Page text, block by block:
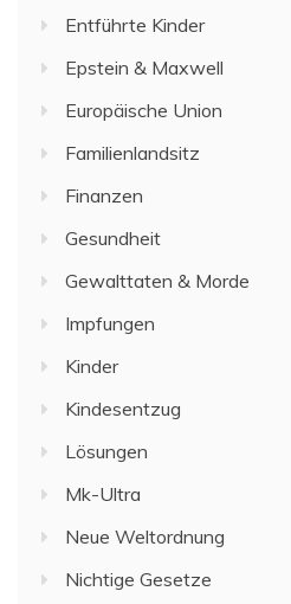
Entführte Kinder
Epstein & Maxwell
Europäische Union
Familienlandsitz
Finanzen
Gesundheit
Gewalttaten & Morde
Impfungen
Kinder
Kindesentzug
Lösungen
Mk-Ultra
Neue Weltordnung
Nichtige Gesetze